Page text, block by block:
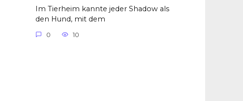
Im Tierheim kannte jeder Shadow als
den Hund, mit dem
0 10